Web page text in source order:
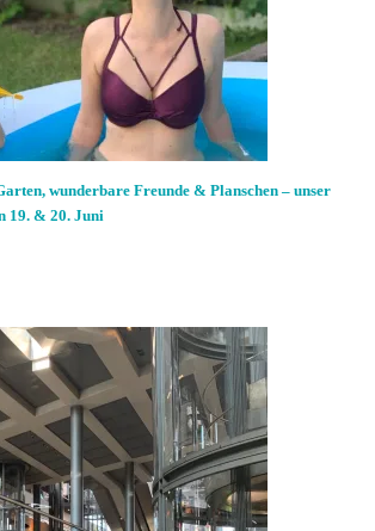
wunderbare Freunde & Planschen – unser
19. & 20. Juni